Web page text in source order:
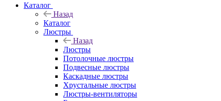
Каталог
Назад
Каталог
Люстры
Назад
Люстры
Потолочные люстры
Подвесные люстры
Каскадные люстры
Хрустальные люстры
Люстры-вентиляторы